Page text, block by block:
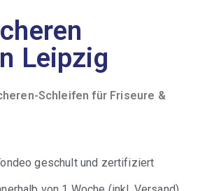
Leipzig
Schleifen für Friseure &
geschult und zertifiziert